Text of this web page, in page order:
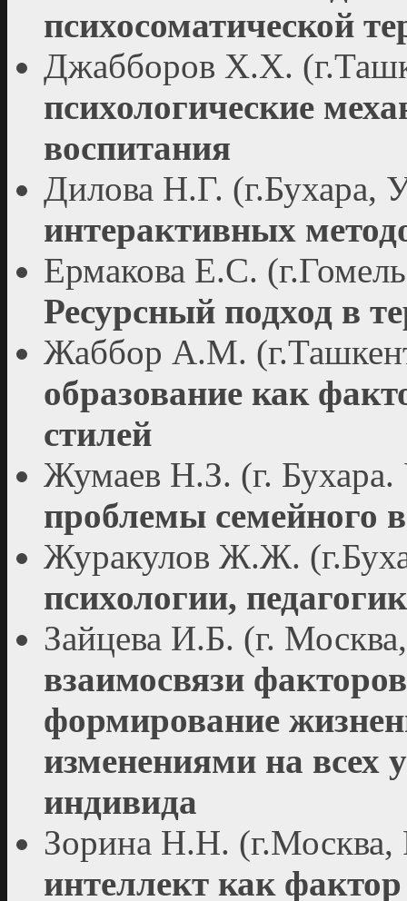
психосоматической
Джабборов Х.Х.
психологические
воспитания
Дилова Н.Г. (г.Бухара,
интерактивных
Ермакова Е.С.
Ресурсный подход в
Жаббор А.М.
образование как
стилей
Жумаев Н.З. (г. Бухара.
проблемы семейного
Журакулов Ж.Ж.
психологии,
Зайцева И.Б. (г.
взаимосвязи
формирование
изменениями на всех
индивида
Зорина Н.Н. (г.Москва,
интеллект как